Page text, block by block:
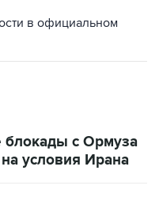
в официальном
блокады с Ормуза
условия Ирана